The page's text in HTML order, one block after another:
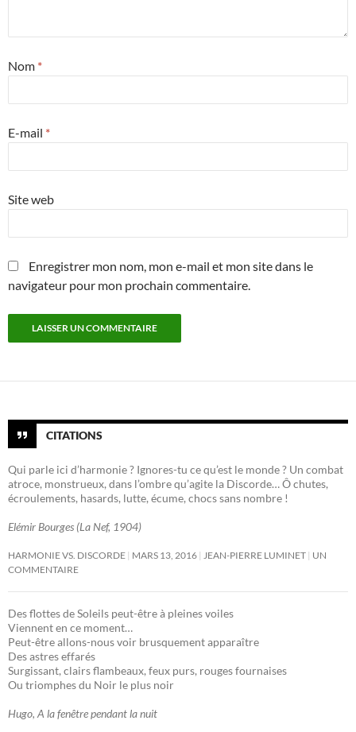
Nom *
E-mail *
Site web
Enregistrer mon nom, mon e-mail et mon site dans le
navigateur pour mon prochain commentaire.
CITATIONS
Qui parle ici d’harmonie ? Ignores-tu ce qu’est le monde ? Un combat
atroce, monstrueux, dans l’ombre qu’agite la Discorde… Ô chutes,
écroulements, hasards, lutte, écume, chocs sans nombre !
Elémir Bourges (La Nef, 1904)
HARMONIE VS. DISCORDE MARS 13, 2016 JEAN-PIERRE LUMINET UN
COMMENTAIRE
Des flottes de Soleils peut-être à pleines voiles
Viennent en ce moment…
Peut-être allons-nous voir brusquement apparaître
Des astres effarés
Surgissant, clairs flambeaux, feux purs, rouges fournaises
Ou triomphes du Noir le plus noir
Hugo, A la fenêtre pendant la nuit